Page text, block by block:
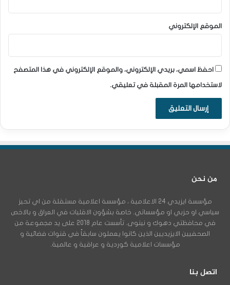
الموقع الإلكتروني
احفظ اسمي، بريدي الإلكتروني، والموقع الإلكتروني في هذا المتصفح
لاستخدامها المرة المقبلة في تعليقي.
من نحن
مؤسسة ايزيدي 24 الاعلامية ، مؤسسة اعلامية مستقلة من اي تحيز
سياسي او حزبي او مؤسساتي. خاصة بشؤون الاقليات في العراق و بالاخص
في محافظتي دهوك و نينوى. تأسست عام 2018 على يد مجموعة من
الصحفيين الايزيديين الذين كانوا يعملون سابقاً في قنوات فضائية و
مؤسسات اعلامية كوردية و عراقية و عالمية.
اتصل بنا